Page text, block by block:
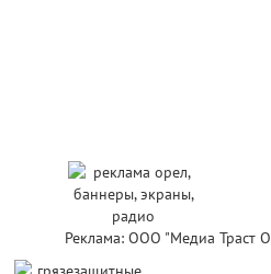
Реклама: ООО "Медиа Траст